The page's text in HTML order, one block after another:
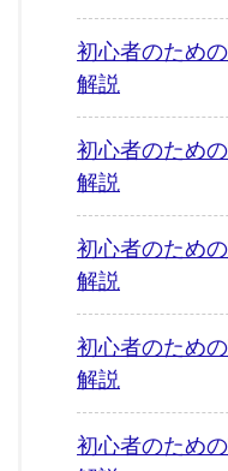
初心者のため
解説
初心者のため
解説
初心者のため
解説
初心者のため
解説
初心者のため